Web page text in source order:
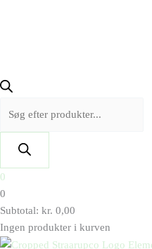
0
0
Subtotal: kr. 0,00
Ingen produkter i kurven